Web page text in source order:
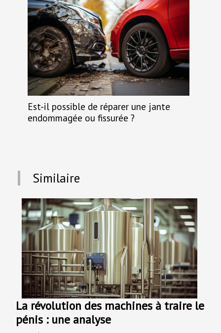
Est-il possible de réparer une jante
endommagée ou fissurée ?
Similaire
La révolution des machines à traire le
pénis : une analyse